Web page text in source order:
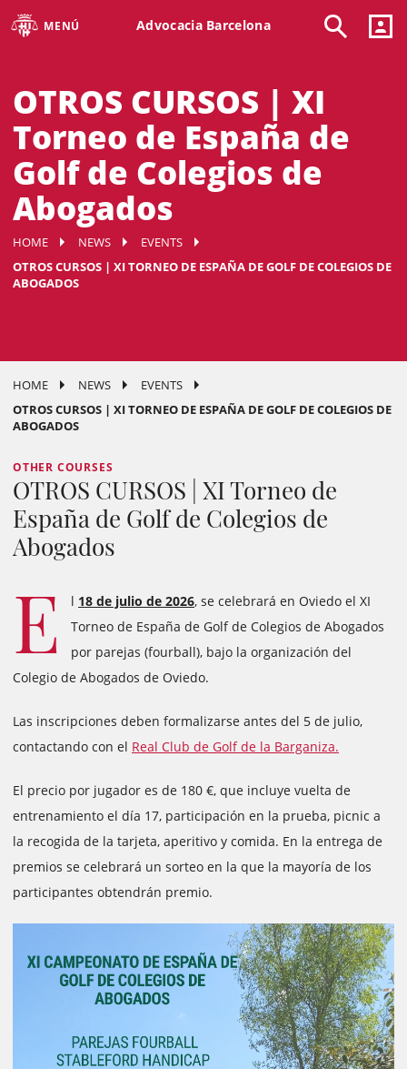
MENÚ Advocacia Barcelona
OTROS CURSOS | XI
Torneo de España de
Golf de Colegios de
Abogados
HOME NEWS
EVENTS
OTROS CURSOS | XI TORNEO DE ESPAÑA DE GOLF DE COLEGIOS DE
ABOGADOS
HOME NEWS
EVENTS
OTROS CURSOS | XI TORNEO DE ESPAÑA DE GOLF DE COLEGIOS DE
ABOGADOS
OTHER COURSES
OTROS CURSOS | XI Torneo de
España de Golf de Colegios de
Abogados
E l 18 de julio de 2026, se celebrará en Oviedo el XI
Torneo de España de Golf de Colegios de Abogados
por parejas (fourball), bajo la organización del
Colegio de Abogados de Oviedo.
Las inscripciones deben formalizarse antes del 5 de julio,
contactando con el Real Club de Golf de la Barganiza.
El precio por jugador es de 180 €, que incluye vuelta de
entrenamiento el día 17, participación en la prueba, picnic a
la recogida de la tarjeta, aperitivo y comida. En la entrega de
premios se celebrará un sorteo en la que la mayoría de los
participantes obtendrán premio.